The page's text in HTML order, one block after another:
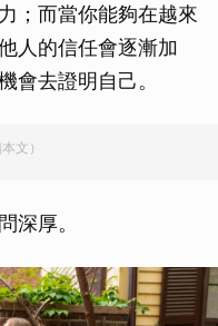
；而當你能夠在越來
人的信任會逐漸加
會去證明自己。
文）
深厚。